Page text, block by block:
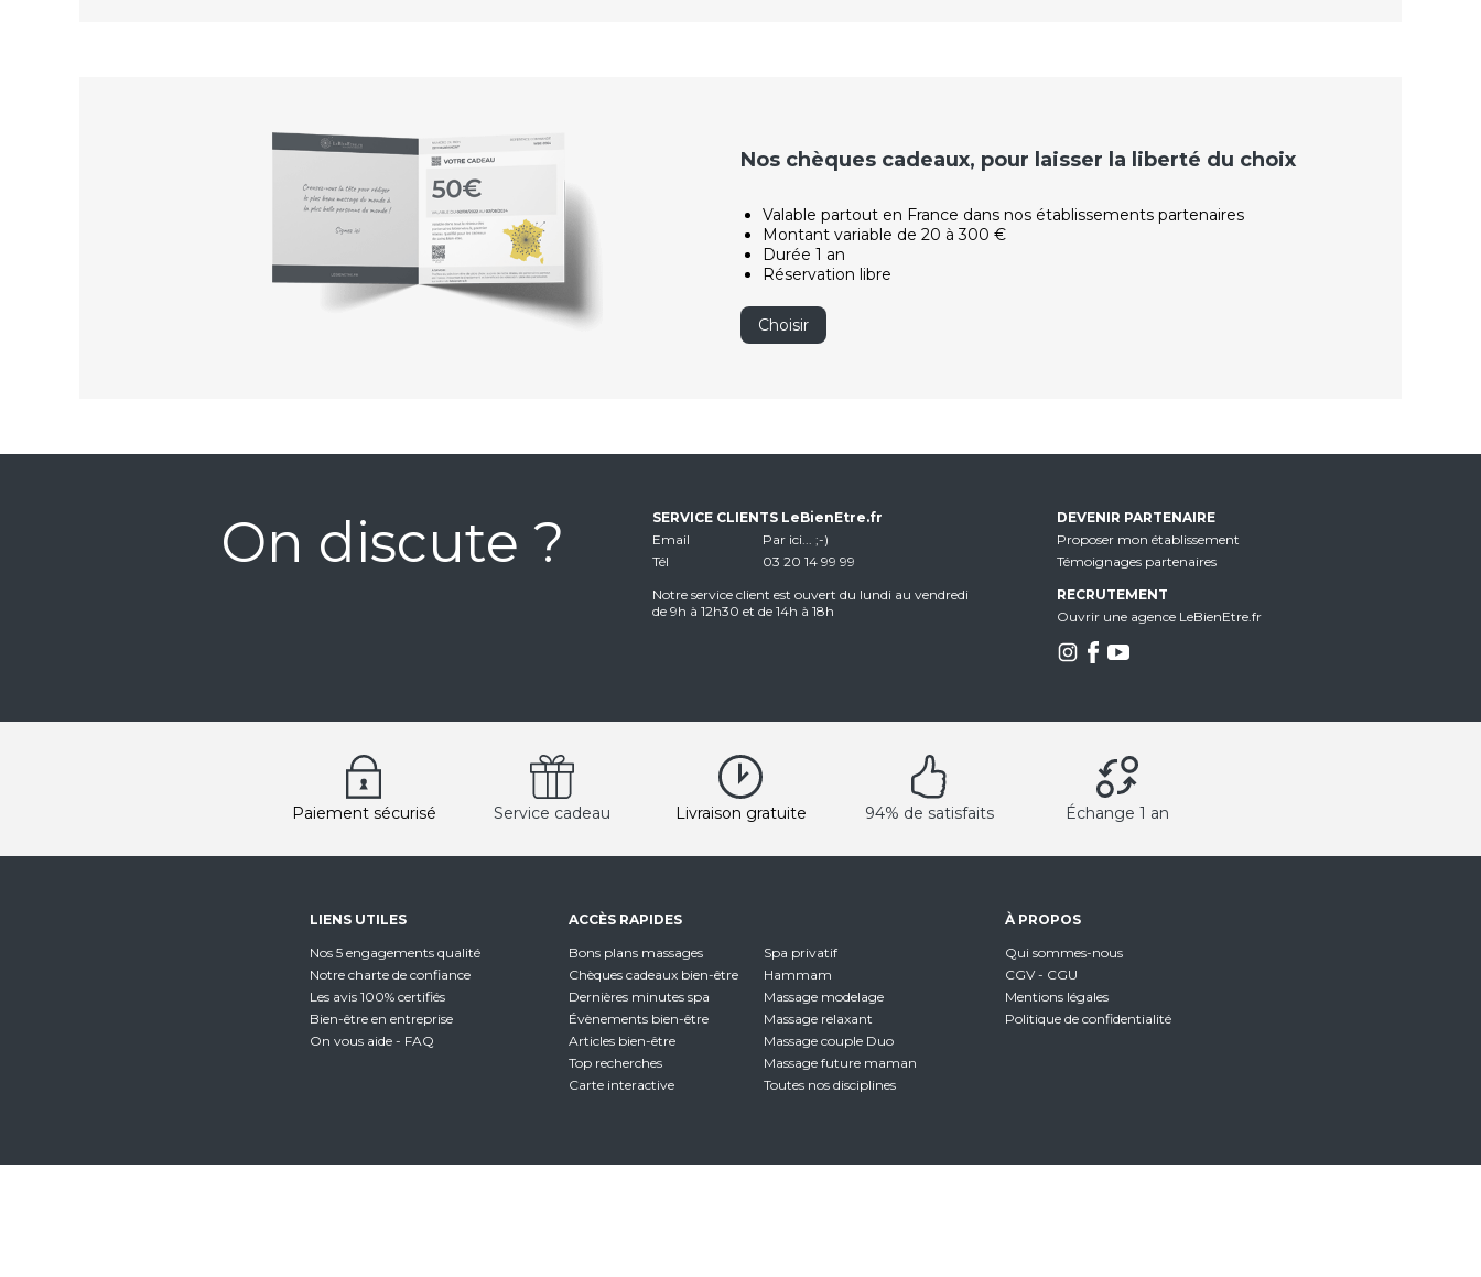
Nos chèques cadeaux, pour laisser la liberté du choix
Valable partout en France dans nos établissements partenaires
Montant variable de 20 à 300 €
Durée 1 an
Réservation libre
Choisir
On discute ?
SERVICE CLIENTS LeBienEtre.fr
Email
Par ici... ;-)
Tél
03 20 14 99 99
Notre service client est ouvert du lundi au vendredi
de 9h à 12h30 et de 14h à 18h
DEVENIR PARTENAIRE
Proposer mon établissement
Témoignages partenaires
RECRUTEMENT
Ouvrir une agence LeBienEtre.fr
Paiement sécurisé Service cadeau Livraison gratuite 94% de satisfaits Échange 1 an
LIENS UTILES
Nos 5 engagements qualité
Notre charte de confiance
Les avis 100% certifiés
Bien-être en entreprise
On vous aide - FAQ
ACCÈS RAPIDES
Bons plans massages
Chèques cadeaux bien-être
Dernières minutes spa
Évènements bien-être
Articles bien-être
Top recherches
Carte interactive
Spa privatif
Hammam
Massage modelage
Massage relaxant
Massage couple Duo
Massage future maman
Toutes nos disciplines
À PROPOS
Qui sommes-nous
CGV - CGU
Mentions légales
Politique de confidentialité